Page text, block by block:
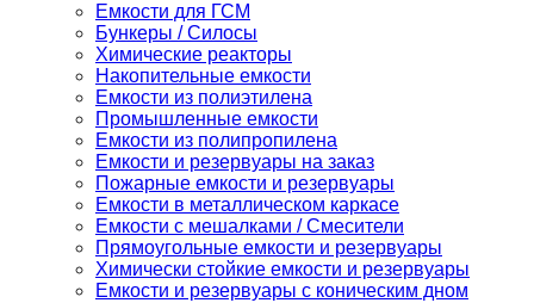
Емкости для ГСМ
Бункеры / Силосы
Химические реакторы
Накопительные емкости
Емкости из полиэтилена
Промышленные емкости
Емкости из полипропилена
Емкости и резервуары на заказ
Пожарные емкости и резервуары
Емкости в металлическом каркасе
Емкости с мешалками / Смесители
Прямоугольные емкости и резервуары
Химически стойкие емкости и резервуары
Емкости и резервуары с коническим дном